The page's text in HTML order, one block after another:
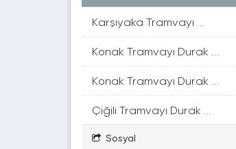
Karşıyaka Tramvayı ...
Konak Tramvayı Durak ...
Konak Tramvayı Durak ...
Çiğili Tramvayı Durak ...
Sosyal